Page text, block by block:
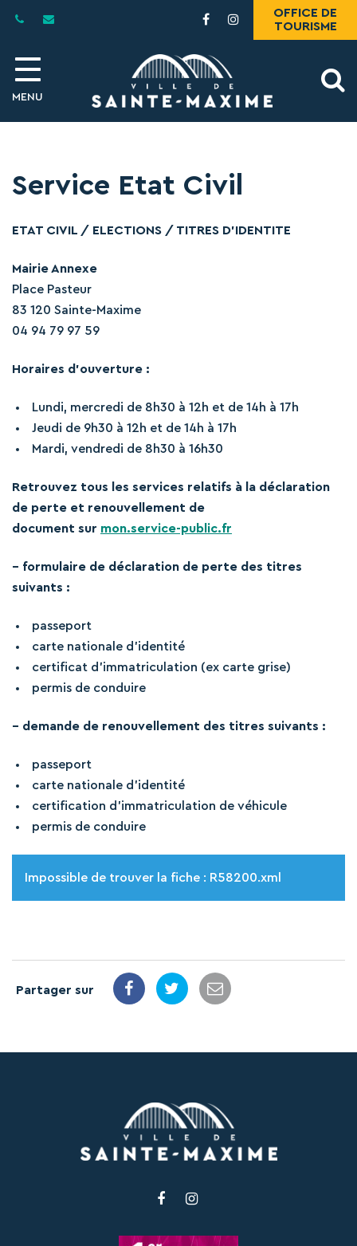
Lien
le
compte
Facebook
OFFICE DE
TOURISME
MENU
Service Etat Civil
ETAT CIVIL / ELECTIONS / TITRES D’IDENTITE
Mairie Annexe
Place Pasteur
83 120 Sainte-Maxime
04 94 79 97 59
Horaires d’ouverture :
Lundi, mercredi de 8h30 à 12h et de 14h à 17h
Jeudi de 9h30 à 12h et de 14h à 17h
Mardi, vendredi de 8h30 à 16h30
Retrouvez tous les services relatifs à la déclaration
de perte et renouvellement de
document sur mon.service-public.fr
– formulaire de déclaration de perte des titres
suivants :
passeport
carte nationale d’identité
certificat d’immatriculation (ex carte grise)
permis de conduire
– demande de renouvellement des titres suivants :
passeport
carte nationale d’identité
certification d’immatriculation de véhicule
permis de conduire
Impossible de trouver la fiche : R58200.xml
Partager sur
Lien
le
le